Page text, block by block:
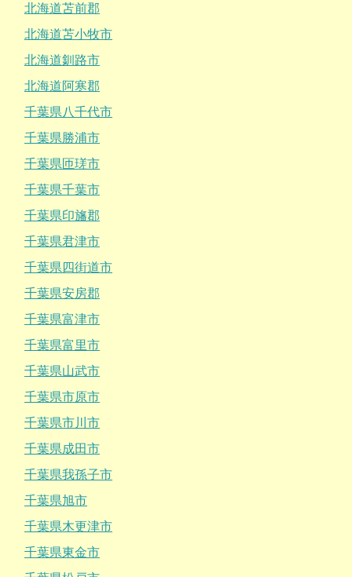
北海道苫前郡
北海道苫小牧市
北海道釧路市
北海道阿寒郡
千葉県八千代市
千葉県勝浦市
千葉県匝瑳市
千葉県千葉市
千葉県印旛郡
千葉県君津市
千葉県四街道市
千葉県安房郡
千葉県富津市
千葉県富里市
千葉県山武市
千葉県市原市
千葉県市川市
千葉県成田市
千葉県我孫子市
千葉県旭市
千葉県木更津市
千葉県東金市